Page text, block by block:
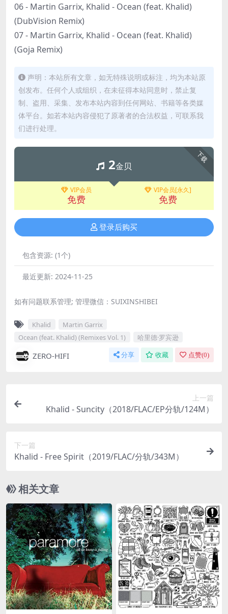
06 - Martin Garrix, Khalid - Ocean (feat. Khalid)
(DubVision Remix)
07 - Martin Garrix, Khalid - Ocean (feat. Khalid)
(Goja Remix)
声明：本站所有文章，如无特殊说明或标注，均为本站原
创发布。任何个人或组织，在未征得本站同意时，禁止复
制、盗用、采集、发布本站内容到任何网站、书籍等各类媒
体平台。如若本站内容侵犯了原著者的合法权益，可联系我
们进行处理。
下载
2金贝
VIP会员
免费
VIP会员[永久]
免费
登录后购买
包含资源: (1个)
最近更新: 2024-11-25
如有问题联系管理; 管理微信：SUIXINSHIBEI
Khalid
Martin Garrix
Ocean (feat. Khalid) (Remixes Vol. 1)
哈里德·罗宾逊
ZERO-HIFI 分享 收藏 点赞(0)
上一篇
Khalid - Suncity（2018/FLAC/EP分轨/124M）
下一篇
Khalid - Free Spirit（2019/FLAC/分轨/343M）
相关文章